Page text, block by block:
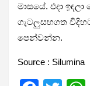
මාසයේ. එදා
ගැටලුසහ­ගත
පෙන්වන්න.
Source : Silumina